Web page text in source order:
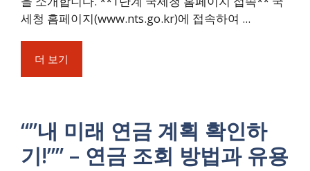
세청 홈페이지(www.nts.go.kr)에 접속하여 ...
더 보기
“”내 미래 연금 계획 확인하
기!”” – 연금 조회 방법과 유용